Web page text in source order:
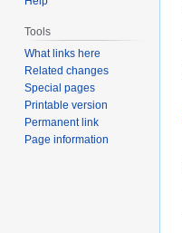
Tools
What links here
Related changes
Special pages
Printable version
Permanent link
Page information